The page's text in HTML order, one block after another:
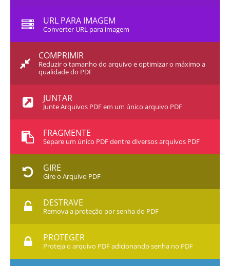
URL PARA IMAGEM
Converter URL para imagem
COMPRIMIR
Reduzir o tamanho do arquivo e optimizar o máximo a
qualidade do PDF
JUNTAR
Junte Arquivos PDF em um único arquivo PDF
FRAGMENTE
Separe um único PDF dentre diversos arquivos PDF
GIRE
Gire o Arquivo PDF
DESTRAVE
Remova a proteção por senha do PDF
PROTEGER
Proteja o arquivo PDF adicionando senha no PDF